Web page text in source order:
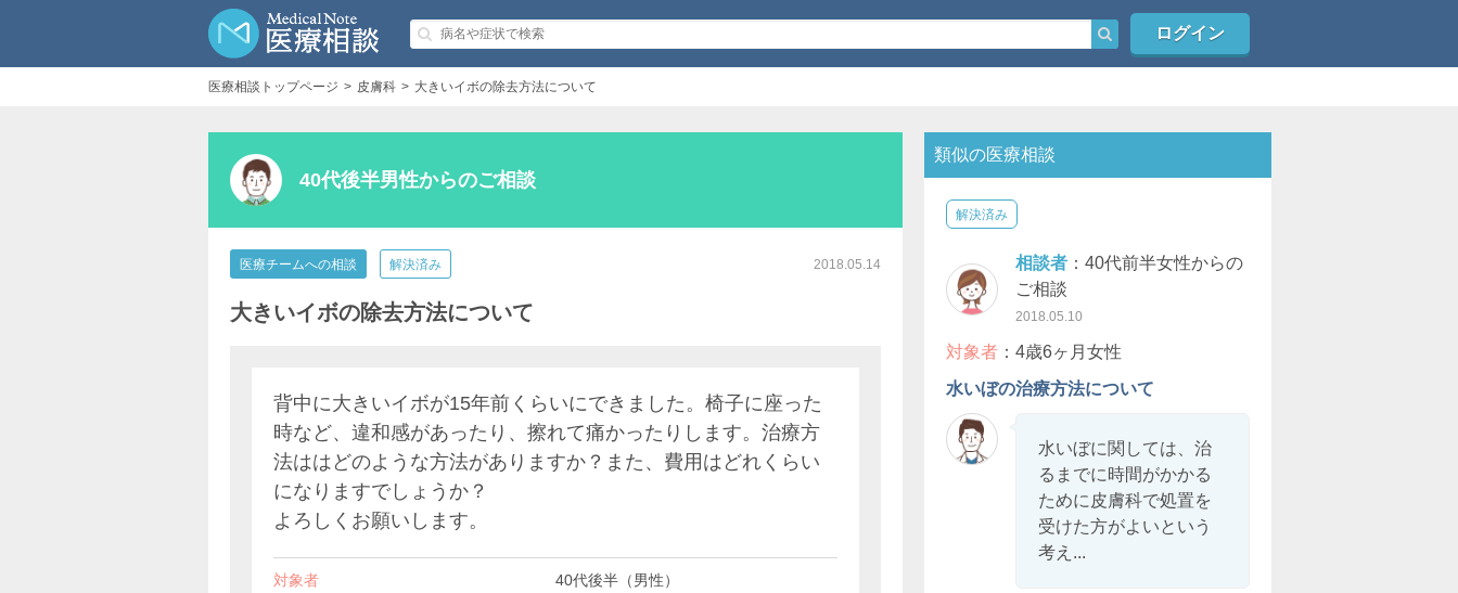
ログイン
医療相談トップページ 皮膚科 大きいイボの除去方法について
40代後半男性からのご相談
医療チームへの相談 解決済み 2018.05.14
大きいイボの除去方法について
背中に大きいイボが15年前くらいにできました。椅子に座った
時など、違和感があったり、擦れて痛かったりします。治療方
法ははどのような方法がありますか？また、費用はどれくらい
になりますでしょうか？
よろしくお願いします。
対象者 40代後半（男性）
類似の医療相談
解決済み
相談者：40代前半女性からの
ご相談
2018.05.10
対象者：4歳6ヶ月女性
水いぼの治療方法について
水いぼに関しては、治
るまでに時間がかかる
ために皮膚科で処置を
受けた方がよいという
考え...